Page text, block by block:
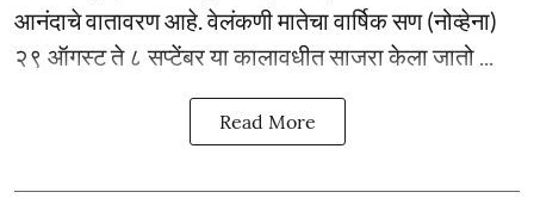
आनंदाचे वातावरण आहे. वेलंकणी मातेचा वार्षिक सण (नोव्हेना)
२९ ऑगस्ट ते ८ सप्टेंबर या कालावधीत साजरा केला जातो ...
Read More